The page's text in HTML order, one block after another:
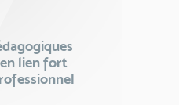
lien fort